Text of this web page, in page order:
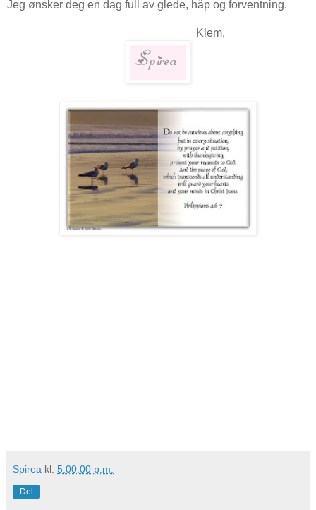
Jeg ønsker deg en dag full av glede, håp og forventning.
Klem,
Spirea kl. 5:00:00 p.m.
Del